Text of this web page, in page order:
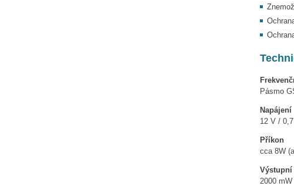
Pásmo
Napájení
12 V /
Příkon
cca 8W
Výstupní
2000 mW